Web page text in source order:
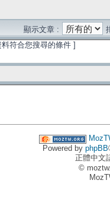
顯示文章 :
符合您搜尋的條件 ]
Powered by phpBB
正體中文
©